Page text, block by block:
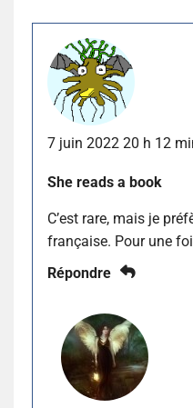
7 juin 2022 20 h 12
She reads a book
C’est rare, mais je
française. Pour une
Répondre